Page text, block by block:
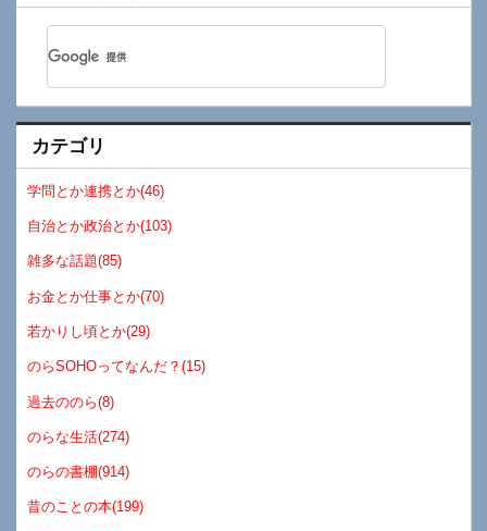
カテゴリ
学問とか連携とか(46)
自治とか政治とか(103)
雑多な話題(85)
お金とか仕事とか(70)
若かりし頃とか(29)
のらSOHOってなんだ？(15)
過去ののら(8)
のらな生活(274)
のらの書棚(914)
昔のことの本(199)